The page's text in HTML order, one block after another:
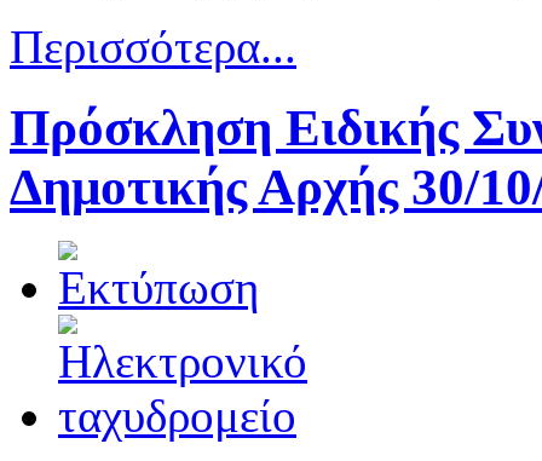
Περισσότερα...
Πρόσκληση Ειδικής
Δημοτικής Αρχής 30/